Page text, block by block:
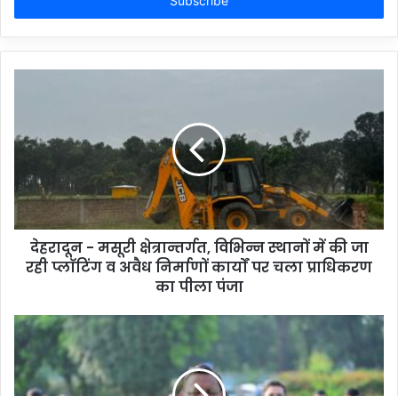
देहरादून - मसूरी क्षेत्रान्तर्गत, विभिन्न स्थानों में की जा
रही प्लाॅटिंग व अवैध निर्माणों कार्यों पर चला प्राधिकरण
का पीला पंजा